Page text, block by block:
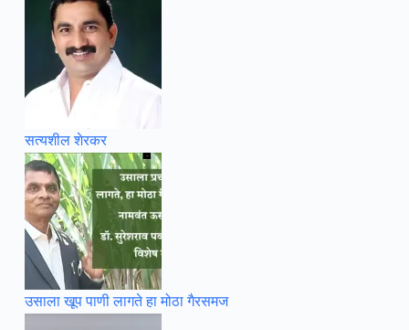
सत्यशील शेरकर
उसाला खूप पाणी लागते हा मोठा गैरसमज